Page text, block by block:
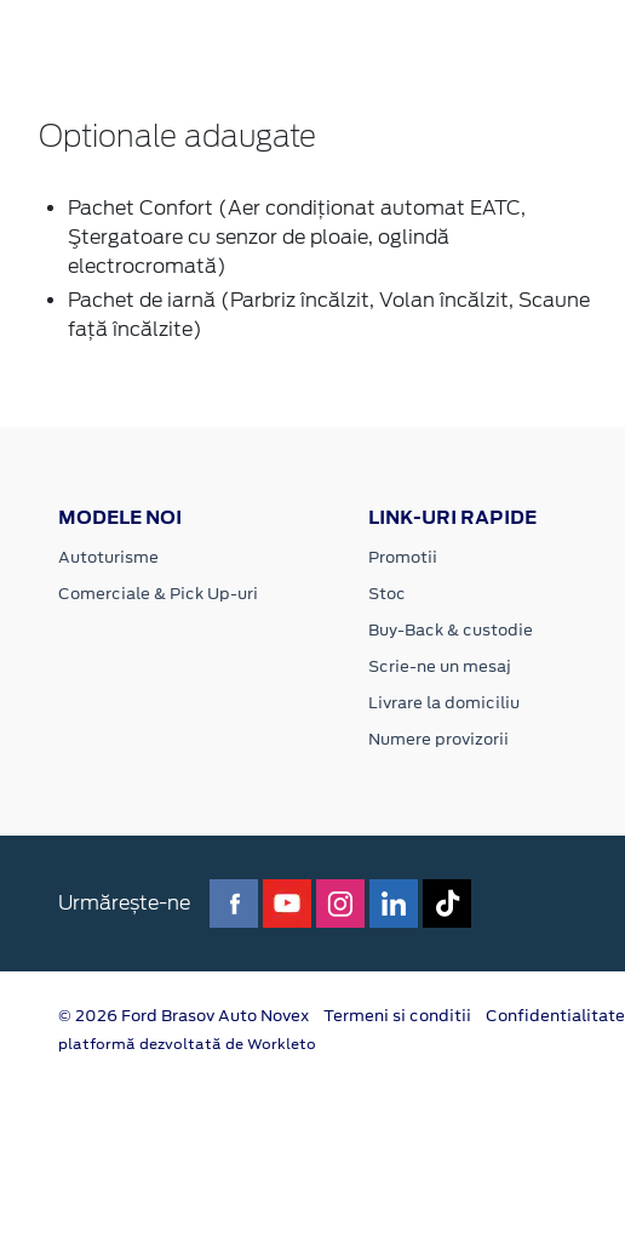
Optionale adaugate
Pachet Confort (Aer condiţionat automat EATC,
Ştergatoare cu senzor de ploaie, oglindă
electrocromată)
Pachet de iarnă (Parbriz încălzit, Volan încălzit, Scaune
faţă încălzite)
MODELE NOI
Autoturisme
Comerciale & Pick Up-uri
LINK-URI RAPIDE
Promotii
Stoc
Buy-Back & custodie
Scrie-ne un mesaj
Livrare la domiciliu
Numere provizorii
Urmărește-ne
© 2026 Ford Brasov Auto Novex Termeni si conditii Confidentialitate
platformă dezvoltată de Workleto